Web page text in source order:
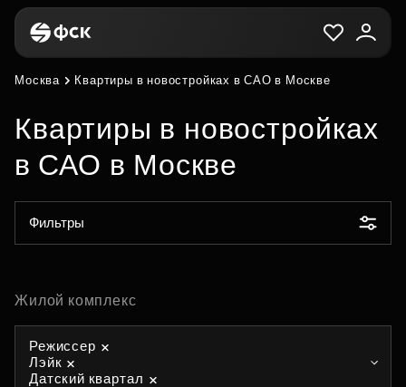
Москва Квартиры в новостройках в САО в Москве
Квартиры в новостройках
в САО в Москве
Фильтры
Жилой комплекс
Режиссер
Лэйк
Датский квартал